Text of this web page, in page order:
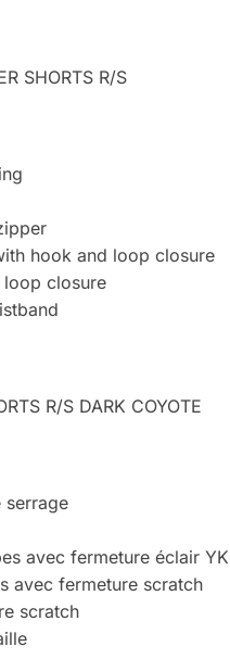
SHORTS R/S
hook and loop closure
closure
R/S DARK COYOTE
serrage
avec fermeture éclair
avec fermeture scratch
scratch